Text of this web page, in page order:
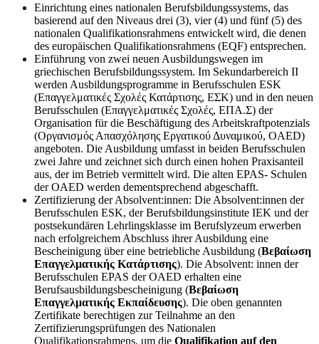
Einrichtung eines nationalen Berufsbildungssystems, das
basierend auf den Niveaus drei (3), vier (4) und fünf (5) des
nationalen Qualifikationsrahmens entwickelt wird, die denen
des europäischen Qualifikationsrahmens (EQF) entsprechen.
Einführung von zwei neuen Ausbildungswegen im
griechischen Berufsbildungssystem. Im Sekundarbereich II
werden Ausbildungsprogramme in Berufsschulen ESK
(Επαγγελματικές Σχολές Κατάρτισης, ΕΣΚ) und in den neuen
Berufsschulen (Επαγγελματικές Σχολές, ΕΠΑ.Σ) der
Organisation für die Beschäftigung des Arbeitskraftpotenzials
(Οργανισμός Απασχόλησης Εργατικού Δυναμικού, OAED)
angeboten. Die Ausbildung umfasst in beiden Berufsschulen
zwei Jahre und zeichnet sich durch einen hohen Praxisanteil
aus, der im Betrieb vermittelt wird. Die alten EPAS- Schulen
der OAED werden dementsprechend abgeschafft.
Zertifizierung der Absolvent:innen: Die Absolvent:innen der
Berufsschulen ESK, der Berufsbildungsinstitute IEK und der
postsekundären Lehrlingsklasse im Berufslyzeum erwerben
nach erfolgreichem Abschluss ihrer Ausbildung eine
Bescheinigung über eine betriebliche Ausbildung (Βεβαίωση
Επαγγελματικής Κατάρτισης). Die Absolvent: innen der
Berufsschulen EPAS der OAED erhalten eine
Berufsausbildungsbescheinigung (Βεβαίωση
Επαγγελματικής Εκπαίδευσης). Die oben genannten
Zertifikate berechtigen zur Teilnahme an den
Zertifizierungsprüfungen des Nationalen
Qualifikationsrahmens, um die Qualifikation auf den